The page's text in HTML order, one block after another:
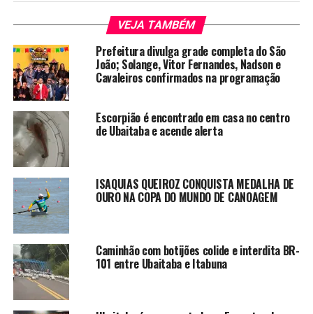
VEJA TAMBÉM
Prefeitura divulga grade completa do São
João; Solange, Vitor Fernandes, Nadson e
Cavaleiros confirmados na programação
Escorpião é encontrado em casa no centro
de Ubaitaba e acende alerta
ISAQUIAS QUEIROZ CONQUISTA MEDALHA DE
OURO NA COPA DO MUNDO DE CANOAGEM
Caminhão com botijões colide e interdita BR-
101 entre Ubaitaba e Itabuna